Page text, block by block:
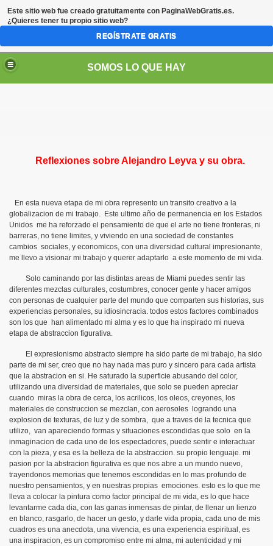
SOMOS LO QUE HAY
Reflexiones sobre Alejandro Leyva y su obra.
En esta nueva etapa de mi obra represento un transito creativo a la
globalizacion de mi trabajo. Este ultimo año de permanencia en los Estados
Unidos me ha reforzado el pensamiento de que el arte no tiene fronteras, ni
barreras, no tiene limites, y viviendo en una sociedad de constantes
cambios sociales, y economicos, con una diversidad cultural impresionante,
me llevo a visionar mi trabajo y querer adaptarlo a este momento de mi vida.
Solo caminando por las distintas areas de Miami puedes sentir las
diferentes mezclas culturales, costumbres, conocer gente y hacer amigos
con personas de cualquier parte del mundo que comparten sus historias, sus
experiencias personales, su idiosincracia. todos estos factores combinados
son los que han alimentado mi alma y es lo que ha inspirado mi nueva
etapa de abstraccion figurativa.
El expresionismo abstracto siempre ha sido parte de mi trabajo, ha sido
parte de mi ser, creo que no hay nada mas puro y sincero para cada artista
que la abstracion en si. He saturado la superficie abusando del color,
utilizando una diversidad de materiales, que solo se pueden apreciar
cuando miras la obra de cerca, los acrilicos, los oleos, creyones, los
materiales de construccion se mezclan, con aerosoles logrando una
explosion de texturas, de luz y de sombra, que a traves de la tecnica que
utilizo, van apareciendo formas y situaciones escondidas que solo en la
inmaginacion de cada uno de los espectadores, puede sentir e interactuar
con la pieza, y esa es la belleza de la abstraccion. su propio lenguaje. mi
pasion por la abstracion figurativa es que nos abre a un mundo nuevo,
trayendonos memorias que tenemos escondidas en lo mas profundo de
nuestro pensamientos, y en nuestras propias emociones. esto es lo que me
lleva a colocar la pintura como factor principal de mi vida, es lo que hace
levantarme cada dia, con las ganas inmensas de pintar, de llenar un lienzo
en blanco, rasgarlo, de hacer un gesto, y darle vida propia, cada uno de mis
cuadros es una anecdota, una vivencia, es una experiencia espiritual, es
una inspiracion, es un compromiso entre mi alma, mi autenticidad y mi
Este sitio web fue creado gratuitamente con PaginaWebGratis.es.
¿Quieres tener tu propio sitio web?
REGÍSTRATE GRATIS